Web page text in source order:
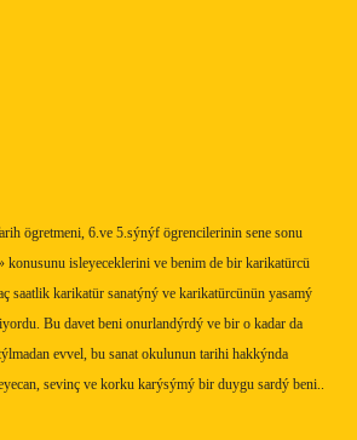
ögretmeni, 6.ve 5.sýnýf ögrencilerinin sene sonu
konusunu isleyeceklerini ve benim de bir karikatürcü
saatlik karikatür sanatýný ve karikatürcünün yasamý
Bu davet beni onurlandýrdý ve bir o kadar da
evvel, bu sanat okulunun tarihi hakkýnda
sevinç ve korku karýsýmý bir duygu sardý beni..